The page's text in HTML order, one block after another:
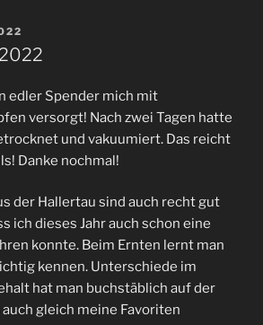
edler Spender mich mit
versorgt! Nach zwei Tagen hatte
und vakuumiert. Das reicht
Danke nochmal!
der Hallertau sind auch recht gut
ich dieses Jahr auch schon eine
konnte. Beim Ernten lernt man
kennen. Unterschiede im
hat man buchstäblich auf der
auch gleich meine Favoriten